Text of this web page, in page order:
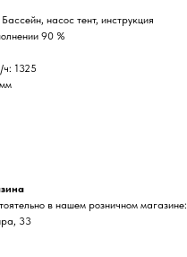
насос тент, инструкция
90 %
ч: 1325
в нашем розничном магазине:
33